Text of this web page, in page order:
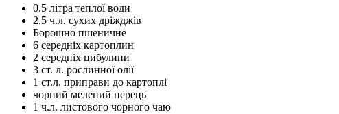
0.5 літра теплої води
2.5 ч.л. сухих дріжджів
Борошно пшеничне
6 середніх картоплин
2 середніх цибулини
3 ст. л. рослинної олії
1 ст.л. приправи до картоплі
чорний мелений перець
1 ч.л. листового чорного чаю